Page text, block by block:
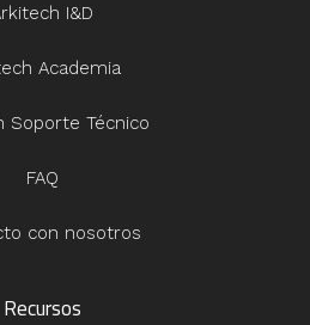
I&D
Academia
Soporte Técnico
FAQ
con nosotros
Recursos